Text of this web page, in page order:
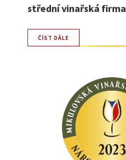
střední vinařská firma
ČÍST DÁLE